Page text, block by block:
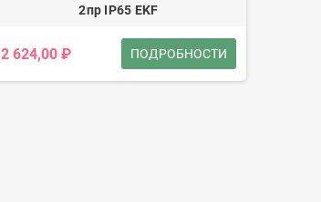
2пр IP65 EKF
2 624,00 ₽ ПОДРОБНОСТИ